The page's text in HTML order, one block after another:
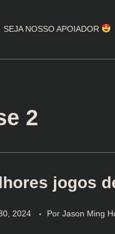
SEJA NOSSO APOIADOR
2
jogos
2024 Por Jason Ming